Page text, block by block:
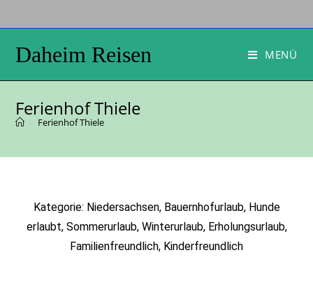
Daheim Reisen MENÜ
Ferienhof Thiele
Ferienhof Thiele
Kategorie: Niedersachsen, Bauernhofurlaub, Hunde
erlaubt, Sommerurlaub, Winterurlaub, Erholungsurlaub,
Familienfreundlich, Kinderfreundlich